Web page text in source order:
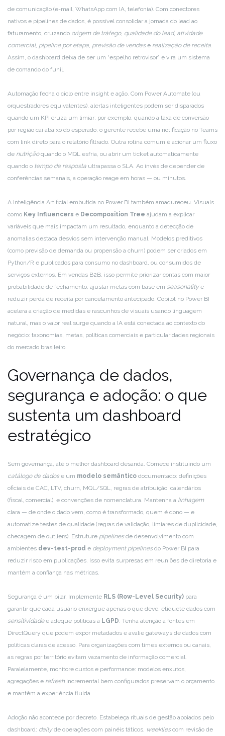
de comunicação (e-mail, WhatsApp com IA, telefonia). Com conectores
nativos e pipelines de dados, é possível consolidar a jornada do lead ao
faturamento, cruzando origem de tráfego, qualidade do lead, atividade
comercial, pipeline por etapa, previsão de vendase realização de receita.
Assim, o dashboard deixa de ser um “espelho retrovisor” e vira um sistema
de comando do funil.
Automação fecha o ciclo entre insight e ação. Com Power Automate (ou
orquestradores equivalentes), alertas inteligentes podem ser disparados
quando um KPI cruza um limiar: por exemplo, quando a taxa de conversão
por região cai abaixo do esperado, o gerente recebe uma notificação no Teams
com link direto para o relatório filtrado. Outra rotina comum é acionar um fluxo
de nutriçãoquando o MQL esfria, ou abrir um ticket automaticamente
quando o tempo de resposta ultrapassa o SLA. Ao invés de depender de
conferências semanais, a operação reage em horas — ou minutos.
A Inteligência Artificial embutida no Power BI também amadureceu. Visuals
como Key Influencers e Decomposition Tree ajudam a explicar
variáveis que mais impactam um resultado, enquanto a detecção de
anomalias destaca desvios sem intervenção manual. Modelos preditivos
(como previsão de demanda ou propensão a churn) podem ser criados em
Python/R e publicados para consumo no dashboard, ou consumidos de
serviços externos. Em vendas B2B, isso permite priorizar contas com maior
probabilidade de fechamento, ajustar metas com base em seasonalitye
reduzir perda de receita por cancelamento antecipado. Copilot no Power BI
acelera a criação de medidas e rascunhos de visuais usando linguagem
natural, mas o valor real surge quando a IA está conectada ao contexto do
negócio: taxonomias, metas, políticas comerciais e particularidades regionais
do mercado brasileiro.
Governança de dados,
segurança e adoção: o que
sustenta um dashboard
estratégico
Sem governança, até o melhor dashboard desanda. Comece instituindo um
catálogo de dadose um modelo semântico documentado: definições
oficiais de CAC, LTV, churn, MQL/SQL, regras de atribuição, calendários
(fiscal, comercial), e convenções de nomenclatura. Mantenha a linhagem
clara — de onde o dado vem, como é transformado, quem é dono — e
automatize testes de qualidade (regras de validação, limiares de duplicidade,
checagem de outliers). Estruture pipelinesde desenvolvimento com
ambientes dev-test-prod e deployment pipelinesdo Power BI para
reduzir risco em publicações. Isso evita surpresas em reuniões de diretoria e
mantém a confiança nas métricas.
Segurança é um pilar. Implemente RLS (Row-Level Security) para
garantir que cada usuário enxergue apenas o que deve, etiquete dados com
sensitividadee adeque políticas à LGPD. Tenha atenção a fontes em
DirectQuery que podem expor metadados e avalie gateways de dados com
políticas claras de acesso. Para organizações com times externos ou canais,
as regras por território evitam vazamento de informação comercial.
Paralelamente, monitore custos e performance: modelos enxutos,
agregações e refresh incremental bem configurados preservam o orçamento
e mantêm a experiência fluida.
Adoção não acontece por decreto. Estabeleça rituais de gestão apoiados pelo
dashboard: dailyde operações com painéis táticos, weekliescom revisão de